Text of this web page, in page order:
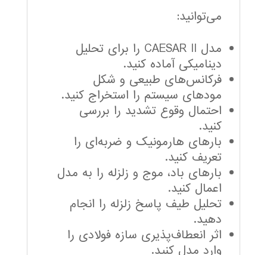
می‌توانید:
مدل CAESAR II را برای تحلیل
دینامیکی آماده کنید.
فرکانس‌های طبیعی و شکل
مودهای سیستم را استخراج کنید.
احتمال وقوع تشدید را بررسی
کنید.
بارهای هارمونیک و ضربه‌ای را
تعریف کنید.
بارهای باد، موج و زلزله را به مدل
اعمال کنید.
تحلیل طیف پاسخ زلزله را انجام
دهید.
اثر انعطاف‌پذیری سازه فولادی را
وارد مدل کنید.